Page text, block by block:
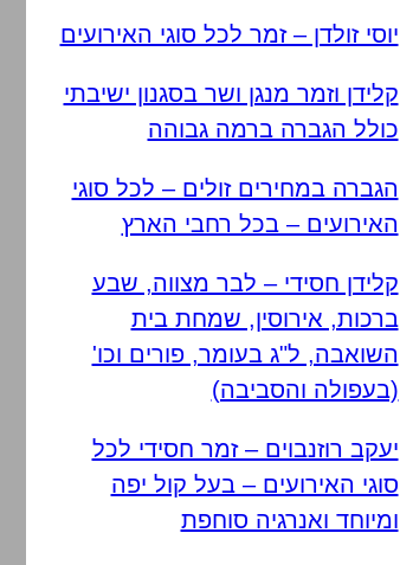
יוסי זולדן – זמר לכל סוגי האירועים
קלידן וזמר מנגן ושר בסגנון ישיבתי
כולל הגברה ברמה גבוהה
הגברה במחירים זולים – לכל סוגי
האירועים – בכל רחבי הארץ
קלידן חסידי – לבר מצווה, שבע
ברכות, אירוסין, שמחת בית
השואבה, ל"ג בעומר, פורים וכו'
(בעפולה והסביבה)
יעקב רוזנבוים – זמר חסידי לכל
סוגי האירועים – בעל קול יפה
ומיוחד ואנרגיה סוחפת